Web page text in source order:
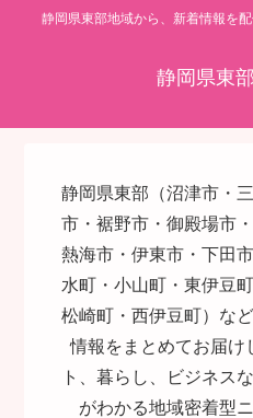
静岡県東部地域から、新着情報を
静岡県東
静岡県東部（沼津市・
市・裾野市・御殿場市
熱海市・伊東市・下田
水町・小山町・東伊豆
松崎町・西伊豆町）な
情報をまとめてお届け
ト、暮らし、ビジネス
がわかる地域密着型